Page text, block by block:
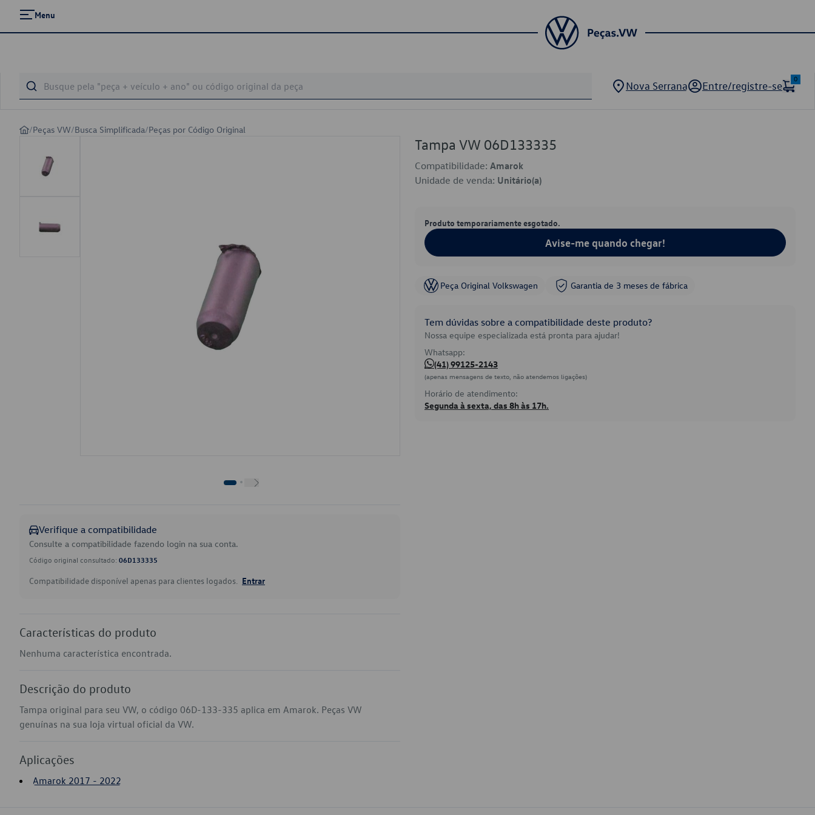
Menu
Nova Serrana Entre/registre-se
0
/Peças VW/Busca Simplificada/Peças por Código Original
Verifique a compatibilidade
Consulte a compatibilidade fazendo login na sua conta.
Código original consultado: 06D133335
Compatibilidade disponível apenas para clientes logados. Entrar
Características do produto
Nenhuma característica encontrada.
Descrição do produto
Tampa original para seu VW, o código 06D-133-335 aplica em Amarok. Peças VW
genuínas na sua loja virtual oficial da VW.
Aplicações
Amarok 2017 - 2022
Tampa VW 06D133335
Compatibilidade: Amarok
Unidade de venda: Unitário(a)
Produto temporariamente esgotado.
Avise-me quando chegar!
Peça Original Volkswagen Garantia de 3 meses de fábrica
Tem dúvidas sobre a compatibilidade deste produto?
Nossa equipe especializada está pronta para ajudar!
Whatsapp:
(41) 99125-2143
(apenas mensagens de texto, não atendemos ligações)
Horário de atendimento:
Segunda à sexta, das 8h às 17h.